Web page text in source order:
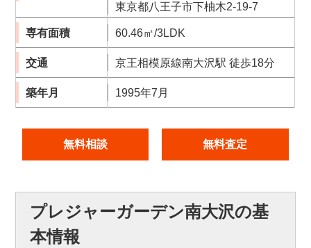
東京都八王子市下柚木2-19-7
専有面積 60.46㎡/3LDK
交通 京王相模原線南大沢駅 徒歩18分
築年月 1995年7月
無料相談 無料査定
プレジャーガーデン南大沢の基
本情報